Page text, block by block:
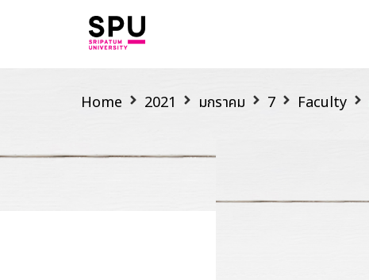
Home 2021 มกราคม 7 Faculty